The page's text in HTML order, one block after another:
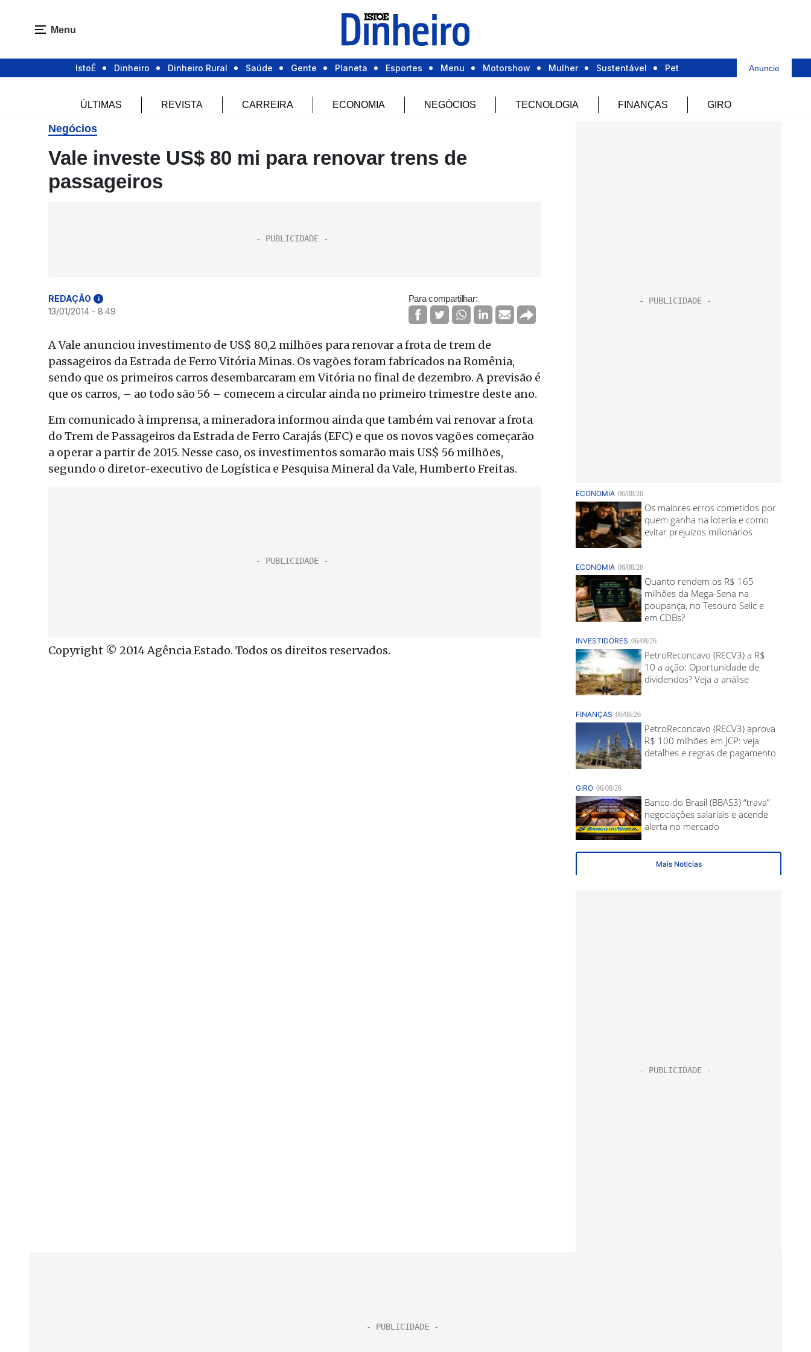
Menu
IstoÉ Dinheiro Dinheiro Rural Saúde Gente Planeta Esportes Menu Motorshow Mulher Sustentável Pet Anuncie
ÚLTIMAS REVISTA CARREIRA ECONOMIA NEGÓCIOS TECNOLOGIA FINANÇAS GIRO
Negócios
Vale investe US$ 80 mi para renovar trens de
passageiros
REDAÇÃO i
13/01/2014 - 8:49
Para compartilhar:
A Vale anunciou investimento de US$ 80,2 milhões para renovar a frota de trem de
passageiros da Estrada de Ferro Vitória Minas. Os vagões foram fabricados na Romênia,
sendo que os primeiros carros desembarcaram em Vitória no final de dezembro. A previsão é
que os carros, – ao todo são 56 – comecem a circular ainda no primeiro trimestre deste ano.
Em comunicado à imprensa, a mineradora informou ainda que também vai renovar a frota
do Trem de Passageiros da Estrada de Ferro Carajás (EFC) e que os novos vagões começarão
a operar a partir de 2015. Nesse caso, os investimentos somarão mais US$ 56 milhões,
segundo o diretor-executivo de Logística e Pesquisa Mineral da Vale, Humberto Freitas.
Copyright © 2014 Agência Estado. Todos os direitos reservados.